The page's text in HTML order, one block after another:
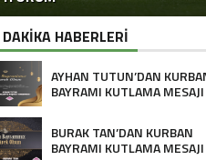
HABERLERİ
AYHAN TUTUN’DAN
BAYRAMI KUTLAMA MESAJI
BURAK TAN’DAN KURBAN
BAYRAMI KUTLAMA MESAJI